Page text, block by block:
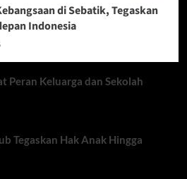
di Sebatik, Tegaskan
Indonesia
Peran Keluarga dan Sekolah
Tegaskan Hak Anak Hingga